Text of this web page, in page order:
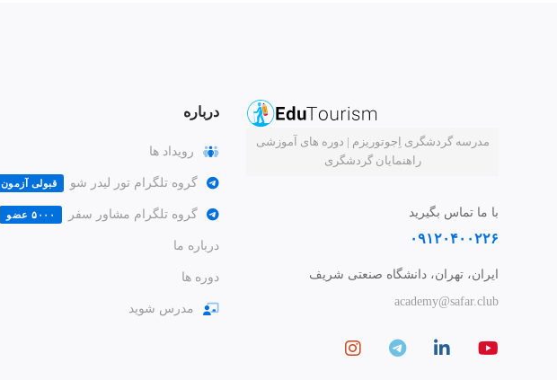
مدرسه گردشگری اِجوتوریزم | دوره های آموزشی
راهنمایان گردشگری
با ما تماس بگیرید
۰۹۱۲۰۴۰۰۲۲۶
ایران، تهران، دانشگاه صنعتی شریف
academy@safar.club
درباره
رویداد ها
گروه تلگرام تور لیدر شو قبولی آزمون
گروه تلگرام مشاور سفر ۵۰۰۰ عضو
درباره ما
دوره ها
مدرس شوید